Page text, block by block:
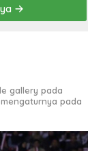
gallery pada
pada